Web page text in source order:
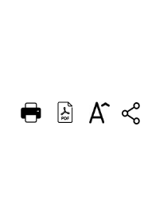
DEUTSCH